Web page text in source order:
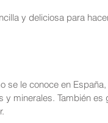
y deliciosa para
se le conoce en
y minerales. También